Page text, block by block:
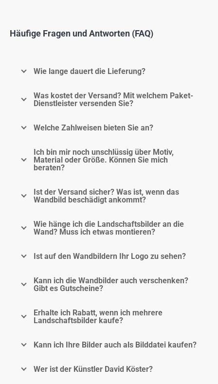
Häufige Fragen und Antworten (FAQ)
Wie lange dauert die Lieferung?
Was kostet der Versand? Mit welchem Paket-
Dienstleister versenden Sie?
Welche Zahlweisen bieten Sie an?
Ich bin mir noch unschlüssig über Motiv,
Material oder Größe. Können Sie mich
beraten?
Ist der Versand sicher? Was ist, wenn das
Wandbild beschädigt ankommt?
Wie hänge ich die Landschaftsbilder an die
Wand? Muss ich etwas montieren?
Ist auf den Wandbildern Ihr Logo zu sehen?
Kann ich die Wandbilder auch verschenken?
Gibt es Gutscheine?
Erhalte ich Rabatt, wenn ich mehrere
Landschaftsbilder kaufe?
Kann ich Ihre Bilder auch als Bilddatei kaufen?
Wer ist der Künstler David Köster?